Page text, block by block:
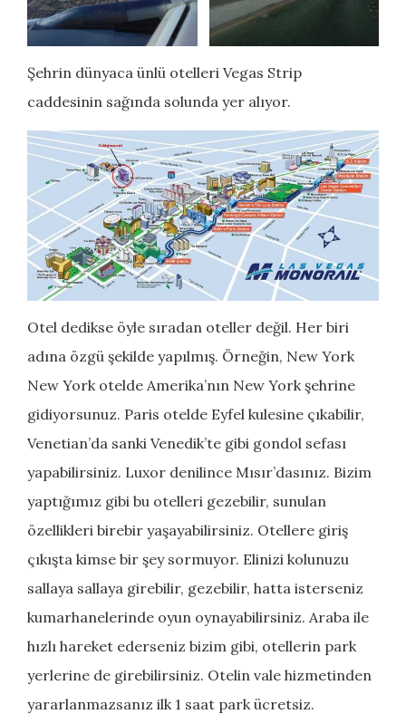
Şehrin dünyaca ünlü otelleri Vegas Strip
caddesinin sağında solunda yer alıyor.
Otel dedikse öyle sıradan oteller değil. Her biri
adına özgü şekilde yapılmış. Örneğin, New York
New York otelde Amerika’nın New York şehrine
gidiyorsunuz. Paris otelde Eyfel kulesine çıkabilir,
Venetian’da sanki Venedik’te gibi gondol sefası
yapabilirsiniz. Luxor denilince Mısır’dasınız. Bizim
yaptığımız gibi bu otelleri gezebilir, sunulan
özellikleri birebir yaşayabilirsiniz. Otellere giriş
çıkışta kimse bir şey sormuyor. Elinizi kolunuzu
sallaya sallaya girebilir, gezebilir, hatta isterseniz
kumarhanelerinde oyun oynayabilirsiniz. Araba ile
hızlı hareket ederseniz bizim gibi, otellerin park
yerlerine de girebilirsiniz. Otelin vale hizmetinden
yararlanmazsanız ilk 1 saat park ücretsiz.